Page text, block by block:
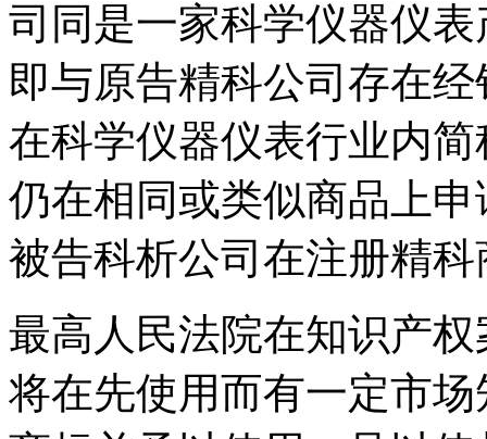
司同是一家科学仪器仪
即与原告精科公司存在
在科学仪器仪表行业内
仍在相同或类似商品上
被告科析公司在注册精
最高人民法院在知识产
将在先使用而有一定市